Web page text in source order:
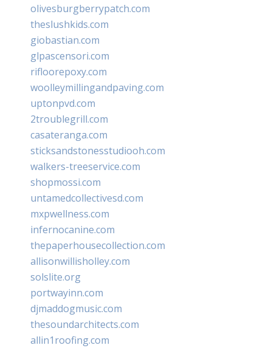
olivesburgberrypatch.com
theslushkids.com
giobastian.com
glpascensori.com
rifloorepoxy.com
woolleymillingandpaving.com
uptonpvd.com
2troublegrill.com
casateranga.com
sticksandstonesstudiooh.com
walkers-treeservice.com
shopmossi.com
untamedcollectivesd.com
mxpwellness.com
infernocanine.com
thepaperhousecollection.com
allisonwillisholley.com
solslite.org
portwayinn.com
djmaddogmusic.com
thesoundarchitects.com
allin1roofing.com